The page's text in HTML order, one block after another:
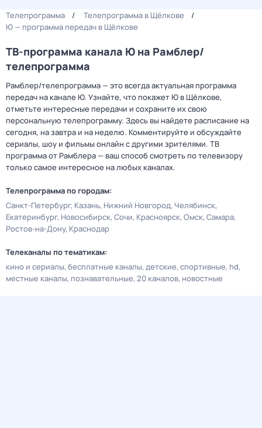
Телепрограмма
Телепрограмма в Щёлкове
Ю — программа передач в Щёлкове
ТВ-программа канала Ю на Рамблер/
телепрограмма
Рамблер/телепрограмма — это всегда актуальная программа
передач на канале Ю. Узнайте, что покажет Ю в Щёлкове,
отметьте интересные передачи и сохраните их свою
персональную телепрограмму. Здесь вы найдете расписание на
сегодня, на завтра и на неделю. Комментируйте и обсуждайте
сериалы, шоу и фильмы онлайн с другими зрителями. ТВ
программа от Рамблера — ваш способ смотреть по телевизору
только самое интересное на любых каналах.
Телепрограмма по городам:
Санкт-Петербург Казань Нижний Новгород Челябинск
Екатеринбург Новосибирск Сочи Красноярск Омск Самара
Ростов-на-Дону Краснодар
Телеканалы по тематикам:
кино и сериалы бесплатные каналы детские спортивные hd
местные каналы познавательные 20 каналов новостные